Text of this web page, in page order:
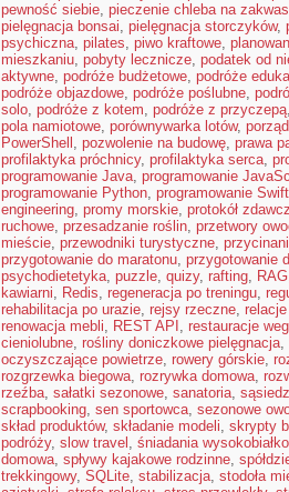
pewność siebie, pieczenie chleba na
pielęgnacja bonsai, pielęgnacja storczyków,
psychiczna, pilates, piwo kraftowe,
mieszkaniu, pobyty lecznicze, podatek od
aktywne, podróże budżetowe, podróże
podróże objazdowe, podróże poślubne,
solo, podróże z kotem, podróże z przyczepą,
pola namiotowe, porównywarka lotów,
PowerShell , pozwolenie na budowę, prawa
profilaktyka próchnicy, profilaktyka serca,
programowanie Java, programowanie
programowanie Python, programowanie Swift
engineering, promy morskie, protokół
ruchowe, przesadzanie roślin, przetwory
mieście, przewodniki turystyczne,
przygotowanie do maratonu, przygotowanie
psychodietetyka, puzzle, quizy, rafting, RAG
kawiarni, Redis, regeneracja po treningu,
rehabilitacja po urazie, rejsy rzeczne,
renowacja mebli, REST API , restauracje
cieniolubne, rośliny doniczkowe pielęgnacja,
oczyszczające powietrze, rowery górskie,
rozgrzewka biegowa, rozrywka domowa,
rzeźba, sałatki sezonowe, sanatoria,
scrapbooking, sen sportowca, sezonowe
skład produktów, składanie modeli, skrypty
podróży, slow travel , śniadania
domowa, spływy kajakowe rodzinne,
trekkingowy, SQLite, stabilizacja, stodoła